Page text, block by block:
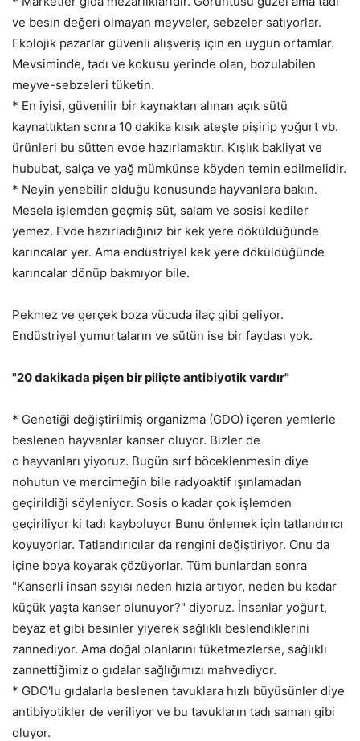
ve besin değeri olmayan meyveler, sebzeler satıyorlar.
Ekolojik pazarlar güvenli alışveriş için en uygun ortamlar.
Mevsiminde, tadı ve kokusu yerinde olan, bozulabilen
meyve-sebzeleri tüketin.
* En iyisi, güvenilir bir kaynaktan alınan açık sütü
kaynattıktan sonra 10 dakika kısık ateşte pişirip yoğurt vb.
ürünleri bu sütten evde hazırlamaktır. Kışlık bakliyat ve
hububat, salça ve yağ mümkünse köyden temin edilmelidir.
* Neyin yenebilir olduğu konusunda hayvanlara bakın.
Mesela işlemden geçmiş süt, salam ve sosisi kediler
yemez. Evde hazırladığınız bir kek yere döküldüğünde
karıncalar yer. Ama endüstriyel kek yere döküldüğünde
karıncalar dönüp bakmıyor bile.
Pekmez ve gerçek boza vücuda ilaç gibi geliyor.
Endüstriyel yumurtaların ve sütün ise bir faydası yok.
"20 dakikada pişen bir piliçte antibiyotik vardır"
* Genetiği değiştirilmiş organizma (GDO) içeren yemlerle
beslenen hayvanlar kanser oluyor. Bizler de
o hayvanları yiyoruz. Bugün sırf böceklenmesin diye
nohutun ve mercimeğin bile radyoaktif ışınlamadan
geçirildiği söyleniyor. Sosis o kadar çok işlemden
geçiriliyor ki tadı kayboluyor Bunu önlemek için tatlandırıcı
koyuyorlar. Tatlandırıcılar da rengini değiştiriyor. Onu da
içine boya koyarak çözüyorlar. Tüm bunlardan sonra
"Kanserli insan sayısı neden hızla artıyor, neden bu kadar
küçük yaşta kanser olunuyor?" diyoruz. İnsanlar yoğurt,
beyaz et gibi besinler yiyerek sağlıklı beslendiklerini
zannediyor. Ama doğal olanlarını tüketmezlerse, sağlıklı
zannettiğimiz o gıdalar sağlığımızı mahvediyor.
* GDO'lu gıdalarla beslenen tavuklara hızlı büyüsünler diye
antibiyotikler de veriliyor ve bu tavukların tadı saman gibi
oluyor.